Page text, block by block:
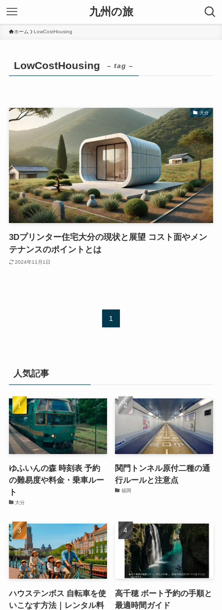
九州の旅
ホーム LowCostHousing
LowCostHousing – tag –
大分
3Dプリンター住宅大分の現状と展望 コスト面やメン
テナンスのポイントとは
2024年11月1日
1
人気記事
ゆふいんの森 時刻表 予約
の難易度や料金・乗車ルー
ト
大分
関門トンネル原付二種の通
行ルールと注意点
福岡
ハウステンボス 自転車を使
いこなす方法｜レンタル料
高千穂 ボート予約の手順と
最適時間ガイド